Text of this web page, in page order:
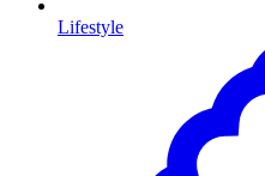
Lifestyle